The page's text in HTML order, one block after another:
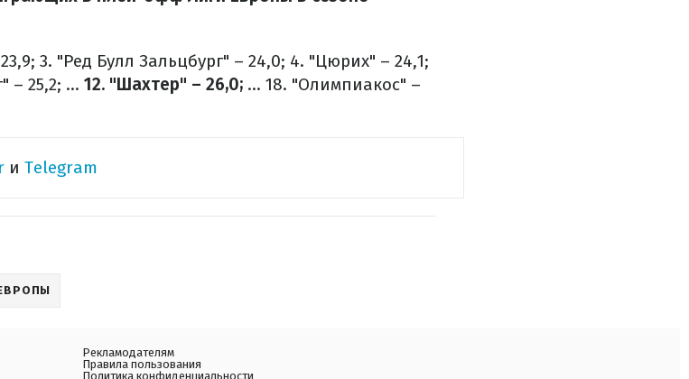
3. "Ред Булл Зальцбург" – 24,0; 4. "Цюрих" – 24,1;
– 25,2; ... 12. "Шахтер" – 26,0; ... 18. "Олимпиакос" –
и Telegram
Рекламодателям
Правила пользования
Политика конфиденциальности